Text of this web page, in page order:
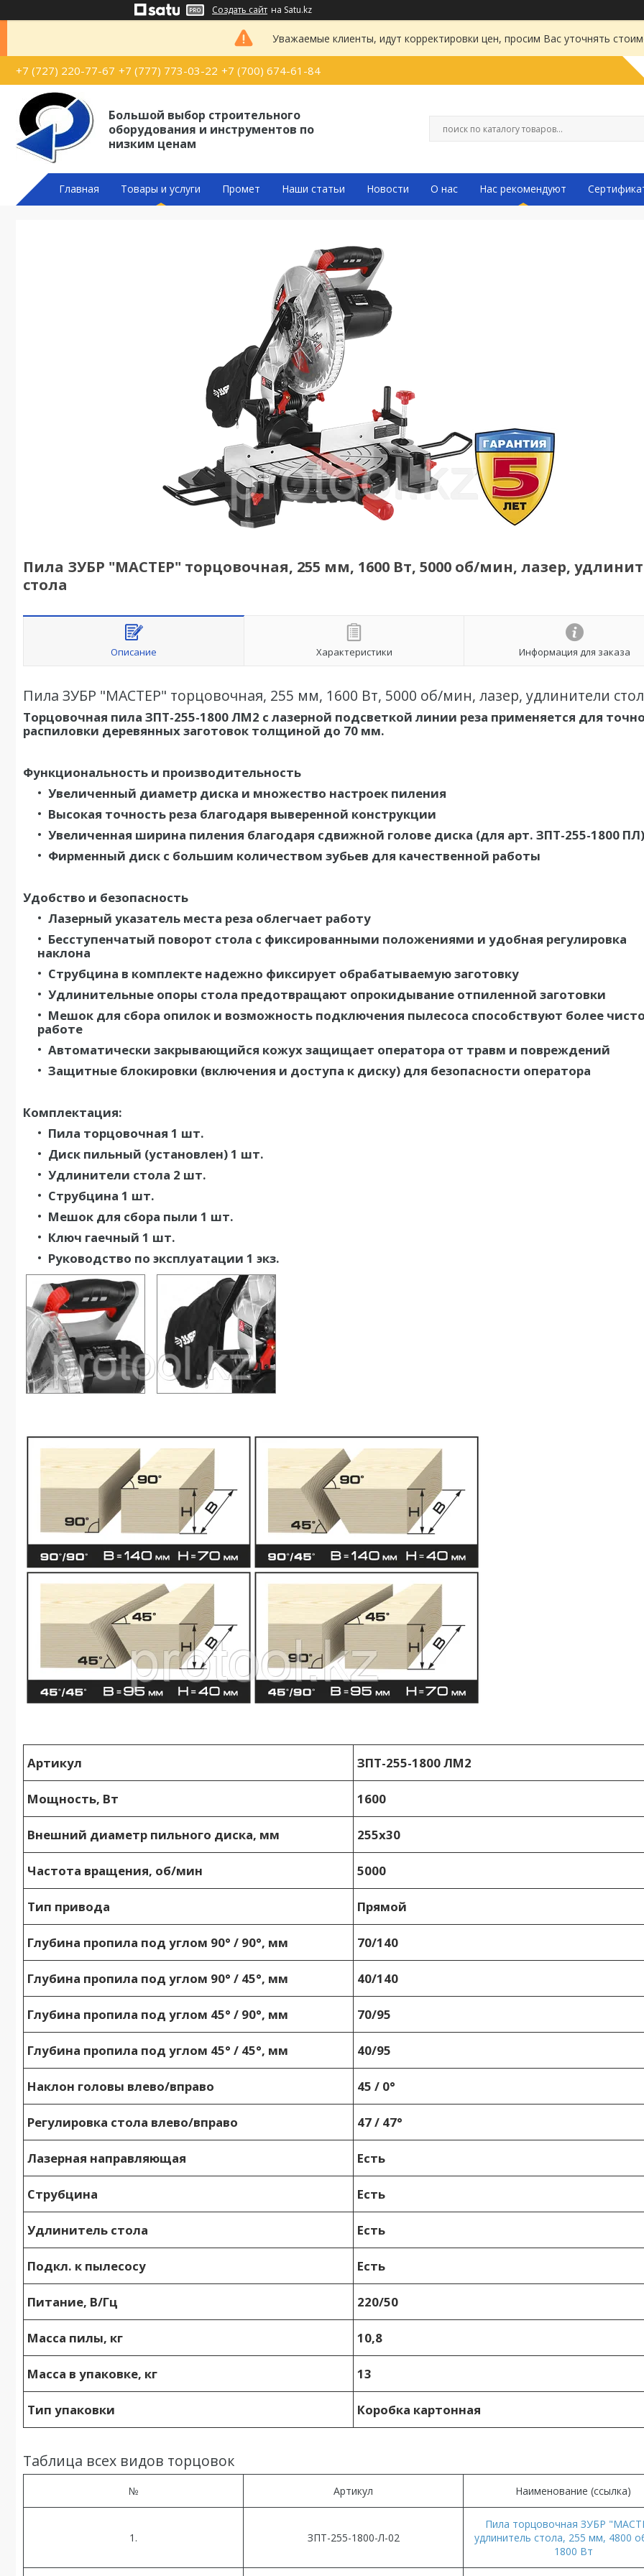
Создать сайт на Satu.kz
Уважаемые клиенты, идут корректировки цен, просим Вас уточнять
+7 (727) 220-77-67 +7 (777) 773-03-22 +7 (700) 674-61-84
Большой выбор строительного
оборудования и инструментов по
низким ценам
Главная Товары и услуги Промет Наши статьи Новости О нас Нас рекомендуют
Пила ЗУБР "МАСТЕР" торцовочная, 255 мм, 1600 Вт, 5000 об/мин, лазер,
стола
Описание Характеристики Информация для заказа
Пила ЗУБР "МАСТЕР" торцовочная, 255 мм, 1600 Вт, 5000 об/мин, лазер, удлинители
Торцовочная пила ЗПТ-255-1800 ЛМ2 с лазерной подсветкой линии реза применяется для
распиловки деревянных заготовок толщиной до 70 мм.
Функциональность и производительность
Увеличенный диаметр диска и множество настроек пиления
Высокая точность реза благодаря выверенной конструкции
Увеличенная ширина пиления благодаря сдвижной голове диска (для арт. ЗПТ-255-1800 ПЛ)
Фирменный диск с большим количеством зубьев для качественной работы
Удобство и безопасность
Лазерный указатель места реза облегчает работу
Бесступенчатый поворот стола с фиксированными положениями и удобная регулировка
наклона
Струбцина в комплекте надежно фиксирует обрабатываемую заготовку
Удлинительные опоры стола предотвращают опрокидывание отпиленной заготовки
Мешок для сбора опилок и возможность подключения пылесоса способствуют более
работе
Автоматически закрывающийся кожух защищает оператора от травм и повреждений
Защитные блокировки (включения и доступа к диску) для безопасности оператора
Комплектация:
Пила торцовочная 1 шт.
Диск пильный (установлен) 1 шт.
Удлинители стола 2 шт.
Струбцина 1 шт.
Мешок для сбора пыли 1 шт.
Ключ гаечный 1 шт.
Руководство по эксплуатации 1 экз.
Артикул ЗПТ-255-1800 ЛМ2
Мощность, Вт 1600
Внешний диаметр пильного диска, мм 255х30
Частота вращения, об/мин 5000
Тип привода Прямой
Глубина пропила под углом 90° / 90°, мм 70/140
Глубина пропила под углом 90° / 45°, мм 40/140
Глубина пропила под углом 45° / 90°, мм 70/95
Глубина пропила под углом 45° / 45°, мм 40/95
Наклон головы влево/вправо 45 / 0°
Регулировка стола влево/вправо 47 / 47°
Лазерная направляющая Есть
Струбцина Есть
Удлинитель стола Есть
Подкл. к пылесосу Есть
Питание, В/Гц 220/50
Масса пилы, кг 10,8
Масса в упаковке, кг 13
Тип упаковки Коробка картонная
Таблица всех видов торцовок
№ Артикул Наименование (ссылка)
1. ЗПТ-255-1800-Л-02
Пила торцовочная ЗУБР
удлинитель стола, 255 мм, 4800
1800 Вт